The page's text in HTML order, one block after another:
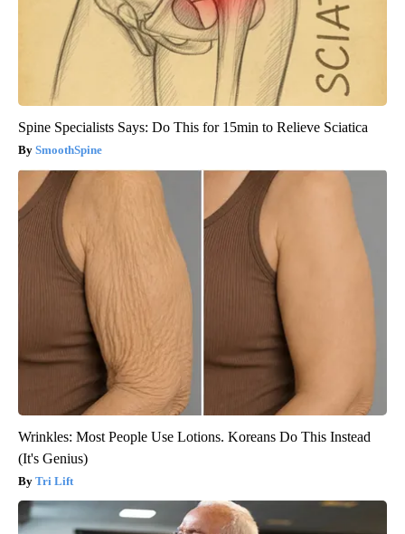
Spine Specialists Says: Do This for 15min to Relieve Sciatica
SmoothSpine
Wrinkles: Most People Use Lotions. Koreans Do This Instead
(It's Genius)
Tri Lift